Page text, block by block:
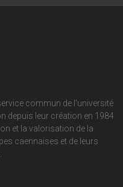
commun de l'université
depuis leur création en 1984
et la valorisation de la
caennaises et de leurs